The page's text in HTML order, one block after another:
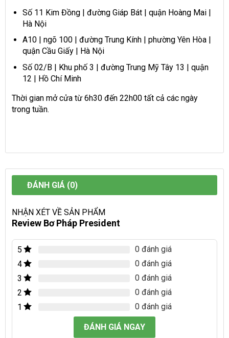
Số 11 Kim Đồng | đường Giáp Bát | quận Hoàng Mai |
Hà Nội
A10 | ngõ 100 | đường Trung Kính | phường Yên Hòa |
quận Cầu Giấy | Hà Nội
Số 02/B | Khu phố 3 | đường Trung Mỹ Tây 13 | quận
12 | Hồ Chí Minh
Thời gian mở cửa từ 6h30 đến 22h00 tất cả các ngày
trong tuần.
ĐÁNH GIÁ (0)
NHẬN XÉT VỀ SẢN PHẨM
Review Bơ Pháp President
5
0 đánh giá
4
0 đánh giá
3
0 đánh giá
2
0 đánh giá
1
0 đánh giá
ĐÁNH GIÁ NGAY